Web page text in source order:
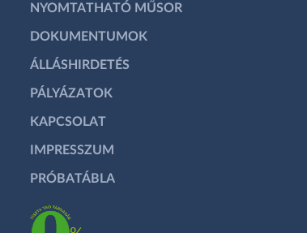
NYOMTATHATÓ MŰSOR
DOKUMENTUMOK
ÁLLÁSHIRDETÉS
PÁLYÁZATOK
KAPCSOLAT
IMPRESSZUM
PRÓBATÁBLA